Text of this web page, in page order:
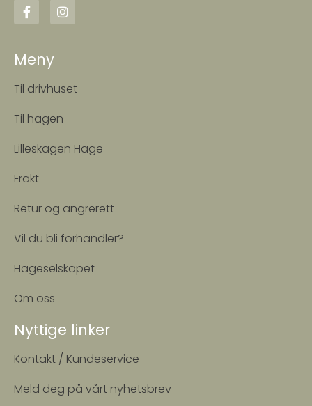
Meny
Til drivhuset
Til hagen
Lilleskagen Hage
Frakt
Retur og angrerett
Vil du bli forhandler?
Hageselskapet
Om oss
Nyttige linker
Kontakt / Kundeservice
Meld deg på vårt nyhetsbrev